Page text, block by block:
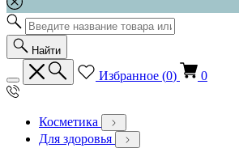
Найти
Избранное (0) 0
Косметика
Для здоровья